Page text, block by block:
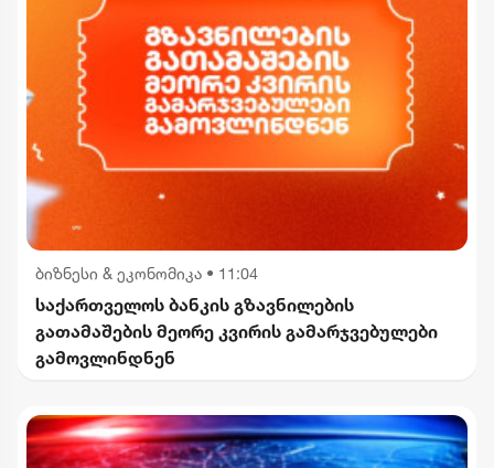
ბიზნესი & ეკონომიკა • 11:04
საქართველოს ბანკის გზავნილების
გათამაშების მეორე კვირის გამარჯვებულები
გამოვლინდნენ